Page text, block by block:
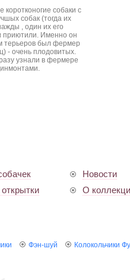
собаки с
собак (тогда их
, один их его
приютили. Именно он
терьеров был фермер
- очень плодовитых.
узнали в фермере
Новости
О
Фэн-шуй Колокольчики